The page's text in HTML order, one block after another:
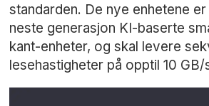
standarden. De nye enhetene
neste generasjon KI-baserte
kant-enheter, og skal levere
lesehastigheter på opptil 10 GB/